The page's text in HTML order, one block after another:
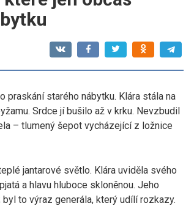
praskání starého nábytku. Klára stála na
Srdce jí bušilo až v krku. Nevzbudil
– tlumený šepot vycházející z ložnice
jantarové světlo. Klára uviděla svého
a hlavu hluboce skloněnou. Jeho
to výraz generála, který udílí rozkazy.